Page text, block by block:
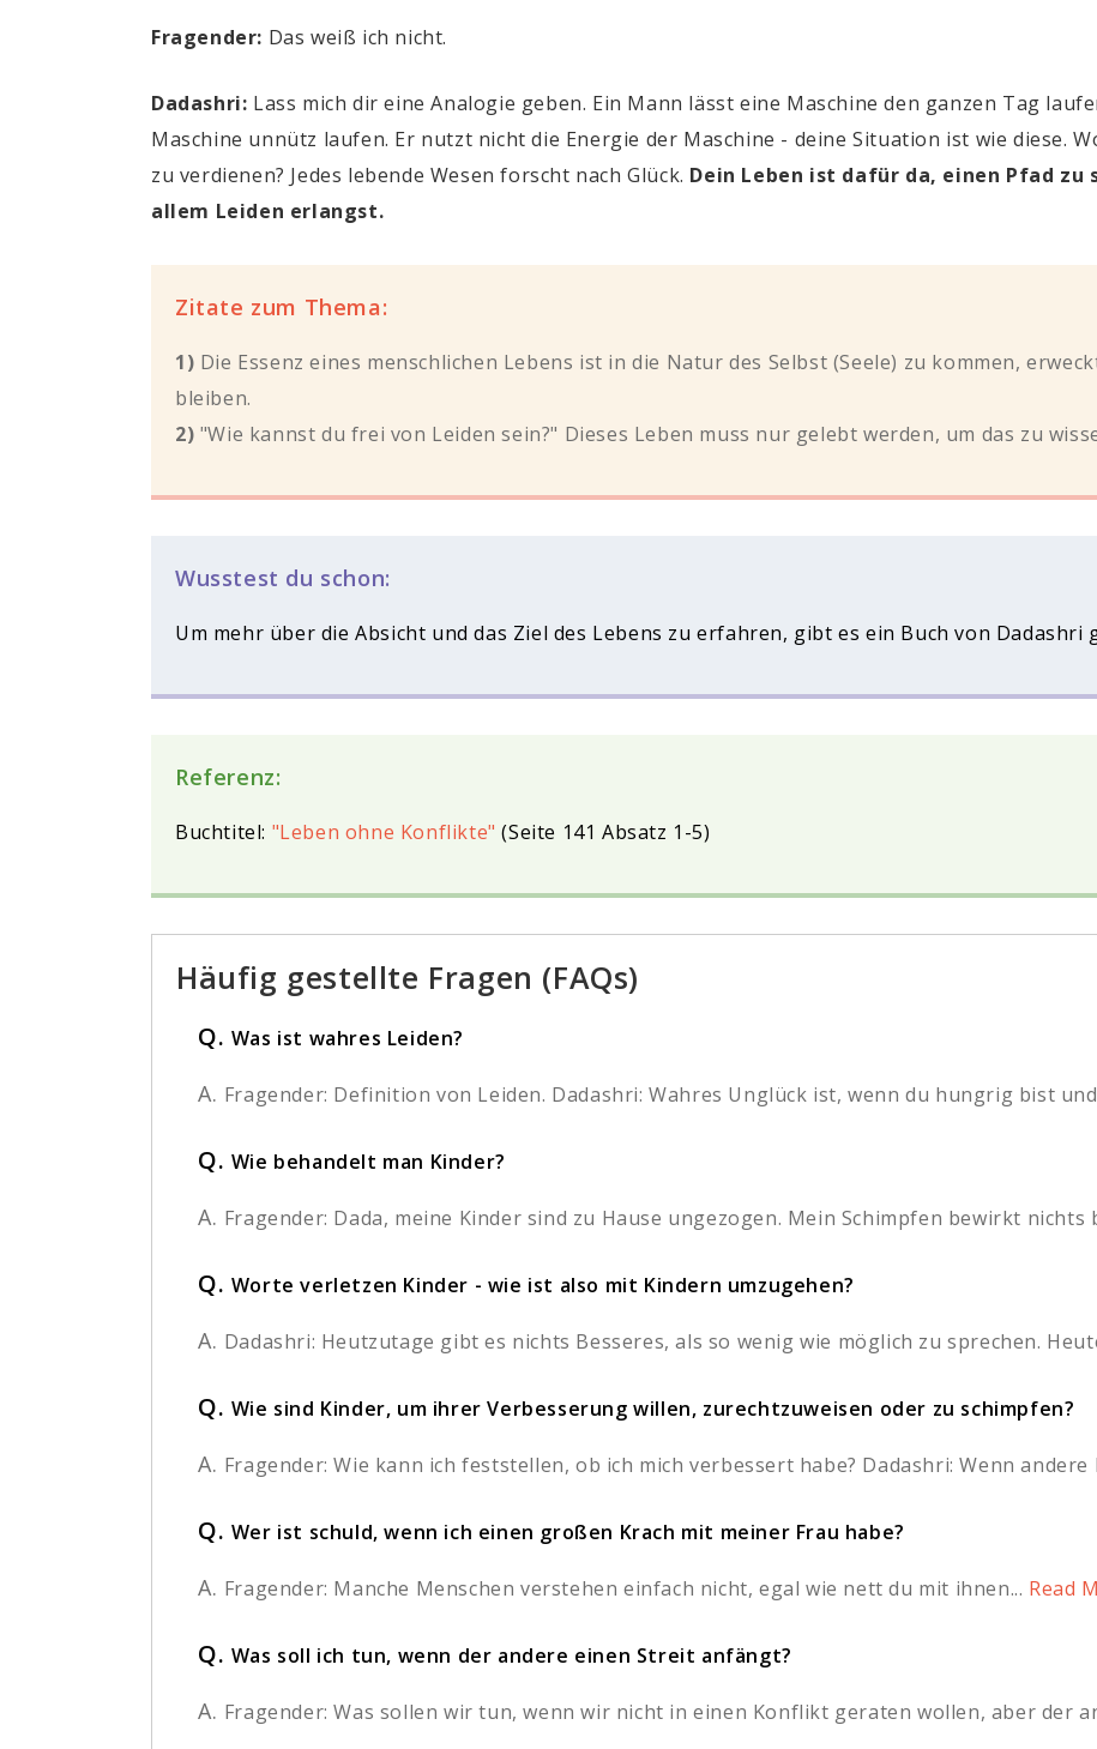
Fragender: Das weiß ich nicht.
Dadashri: Lass mich dir eine Analogie geben. Ein Mann lässt eine Maschine den ganzen Tag
Maschine unnütz laufen. Er nutzt nicht die Energie der Maschine - deine Situation ist wie diese.
zu verdienen? Jedes lebende Wesen forscht nach Glück. Dein Leben ist dafür da, einen Pfad zu
allem Leiden erlangst.
Zitate zum Thema:
1) Die Essenz eines menschlichen Lebens ist in die Natur des Selbst (Seele) zu kommen,
bleiben.
2) "Wie kannst du frei von Leiden sein?" Dieses Leben muss nur gelebt werden, um das zu
Wusstest du schon:
Um mehr über die Absicht und das Ziel des Lebens zu erfahren, gibt es ein Buch von Dadashri
Referenz:
Buchtitel: "Leben ohne Konflikte" (Seite 141 Absatz 1-5)
Häufig gestellte Fragen (FAQs)
Q. Was ist wahres Leiden?
A. Fragender: Definition von Leiden. Dadashri: Wahres Unglück ist, wenn du hungrig bist
Q. Wie behandelt man Kinder?
A. Fragender: Dada, meine Kinder sind zu Hause ungezogen. Mein Schimpfen bewirkt nichts
Q. Worte verletzen Kinder - wie ist also mit Kindern umzugehen?
A. Dadashri: Heutzutage gibt es nichts Besseres, als so wenig wie möglich zu sprechen.
Q. Wie sind Kinder, um ihrer Verbesserung willen, zurechtzuweisen oder zu schimpfen?
A. Fragender: Wie kann ich feststellen, ob ich mich verbessert habe? Dadashri: Wenn andere
Q. Wer ist schuld, wenn ich einen großen Krach mit meiner Frau habe?
A. Fragender: Manche Menschen verstehen einfach nicht, egal wie nett du mit ihnen... Read
Q. Was soll ich tun, wenn der andere einen Streit anfängt?
A. Fragender: Was sollen wir tun, wenn wir nicht in einen Konflikt geraten wollen, aber der